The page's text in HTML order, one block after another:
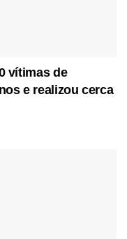
vítimas de
e realizou cerca